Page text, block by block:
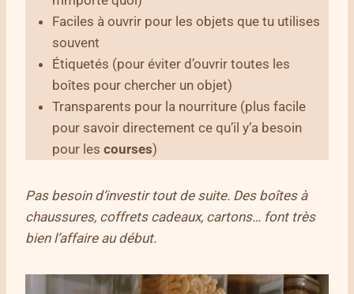
Faciles à ouvrir pour les objets que tu utilises
souvent
Étiquetés (pour éviter d’ouvrir toutes les
boîtes pour chercher un objet)
Transparents pour la nourriture (plus facile
pour savoir directement ce qu’il y’a besoin
pour les courses)
Pas besoin d’investir tout de suite. Des boîtes à
chaussures, coffrets cadeaux, cartons… font très
bien l’affaire au début.